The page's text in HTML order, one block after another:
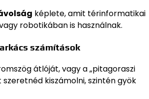
képlete, amit térinformatikai
robotikában is használnak.
számítások
átlóját, vagy a „pitagoraszi
kiszámolni, szintén gyök